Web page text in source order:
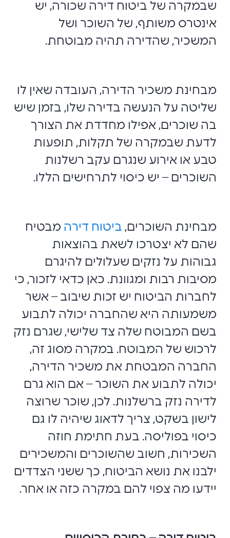
שבמקרה של ביטוח דירה שכורה, יש
אינטרס משותף, של השוכר ושל
המשכיר, שהדירה תהיה מבוטחת.
מבחינת משכיר הדירה, העובדה שאין לו
שליטה על הנעשה בדירה שלו, בזמן שיש
בה שוכרים, אפילו מחדדת את הצורך
לדעת שבמקרה של תקלות, תופעות
טבע או אירוע שנגרם עקב רשלנות
השוכרים – יש כיסוי לתרחישים הללו.
מבחינת השוכרים, ביטוח דירה מבטיח
שהם לא יצטרכו לשאת בהוצאות
גבוהות על נזקים שעלולים להיגרם
מסיבות רבות ומגוונת. כאן כדאי לזכור, כי
לחברות הביטוח יש זכות שיבוב – אשר
משמעותה היא שהחברה יכולה לתבוע
בשם המבוטח שלה צד שלישי, שגרם נזק
לרכוש של המבוטח. במקרה מסוג זה,
החברה המבטחת את משכיר הדירה,
יכולה לתבוע את השוכר – אם הוא גרם
לדירה נזק ברשלנות. לכן, שוכר שרוצה
לישון בשקט, צריך לדאוג שיהיה לו גם
כיסוי בפוליסה. בעת חתימת חוזה
השכירות, חשוב שהשוכרים והמשכירים
ילבנו את נושא הביטוח, כך ששני הצדדים
יידעו מה צפוי להם במקרה כזה או אחר.